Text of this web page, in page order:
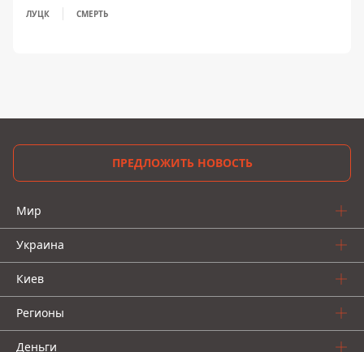
ЛУЦК СМЕРТЬ
ПРЕДЛОЖИТЬ НОВОСТЬ
Мир
Украина
Киев
Регионы
Деньги